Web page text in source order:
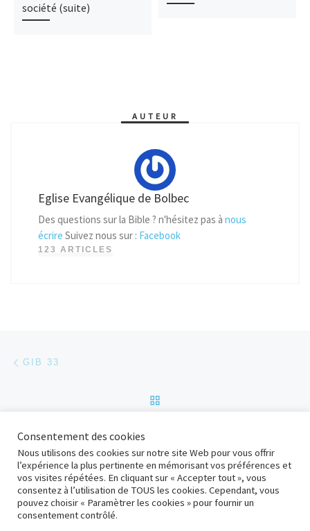
société (suite)
AUTEUR
Eglise Evangélique de Bolbec
Des questions sur la Bible ? n'hésitez pas à nous
écrire Suivez nous sur : Facebook
123 ARTICLES
Parcourir les articles
GIB 33
© 2026adD Bolbec– Tous droits réservés
Propulsé parWP Thème Customizr
Consentement des cookies
Nous utilisons des cookies sur notre site Web pour vous offrir
l’expérience la plus pertinente en mémorisant vos préférences et
vos visites répétées. En cliquant sur « Accepter tout », vous
consentez à l’utilisation de TOUS les cookies. Cependant, vous
pouvez choisir « Paramètrer les cookies » pour fournir un
consentement contrôlé.